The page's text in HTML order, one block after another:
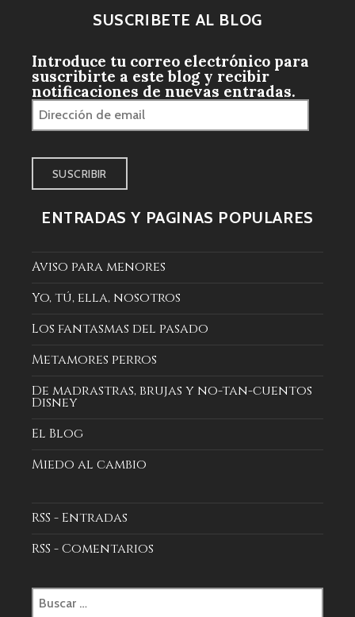
SUSCRÍBETE AL BLOG
Introduce tu correo electrónico para
suscribirte a este blog y recibir
notificaciones de nuevas entradas.
Dirección
de
email
ENTRADAS Y PÁGINAS POPULARES
Aviso para menores
Yo, tú, ella, nosotros
Los fantasmas del pasado
Metamores perros
De madrastras, brujas y no-tan-cuentos
Disney
El Blog
Miedo al cambio
RSS - Entradas
RSS - Comentarios
Buscar: